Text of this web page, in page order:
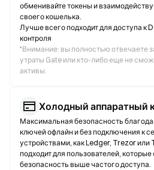
обменивайте токены и
своего кошелька.
Лучше всего подходит для доступа к
контроля
*Внимание: вы полностью отвечаете
утраты Gate или кто-либо еще не
активы.
Холодный аппаратный
Максимальная безопасность
ключей офлайн и без подключения к
устройствами, как Ledger, Trezor или
подходит для пользователей,
безопасность выше частого доступа.